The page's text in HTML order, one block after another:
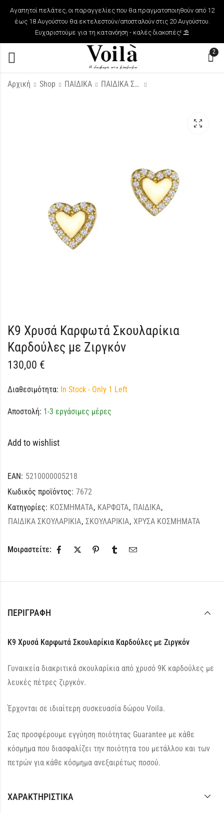
Αγαπητοί πελάτες, οι παραγγελίες που θα πραγματοποιηθούν από 12
έως 18 Αυγούστου θα εκτελεστούν/αποσταλούν στις 20 Αυγούστου.
Ευχαριστούμε για τη κατανόηση - καλές διακοπές! ⛱️
2
Αρχική Shop ΠΑΙΔΙΚΑ ΠΑΙΔΙΚΑ ΣΚΟΥΛΑΡΙΚΙΑ
4 Μονογράμματα
K9 Χρυσά Καρφωτά Σκουλαρίκια
Καρδούλες με Ζιργκόν
130,00 €
Διαθεσιμότητα: In Stock - Only 1 Left
Αποστολή: 1-3 εργάσιμες μέρες
Add to wishlist
EAN: 5210000005218
Κωδικός προϊόντος: 7672
Κατηγορίες: ΚΟΣΜΗΜΑΤΑ, ΚΑΡΦΩΤΑ, ΠΑΙΔΙΚΑ,
ΠΑΙΔΙΚΑ ΣΚΟΥΛΑΡΙΚΙΑ, ΣΚΟΥΛΑΡΙΚΙΑ, ΧΡΥΣΑ ΚΟΣΜΗΜΑΤΑ
Μοιραστείτε:
ΠΕΡΙΓΡΑΦΉ
K9 Χρυσά Καρφωτά Σκουλαρίκια Καρδούλες με Ζιργκόν
Γυναικεία διακριτικά σκουλαρίκια από χρυσό 9Κ καρδούλες με
λευκές πέτρες ζιργκόν.
Έρχονται σε ιδιαίτερη συσκευασία δώρου Voila.
Σας προσφέρουμε εγγύηση ποιότητας Guarantee με κάθε
κόσμημα που διασφαλίζει την ποιότητα του μετάλλου και των
πετρών για κάθε κόσμημα ανεξαιρέτως ποσού.
ΧΑΡΑΚΤΗΡΙΣΤΙΚΆ